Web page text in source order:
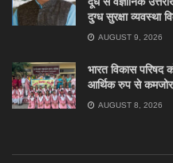
दुग्ध सुरक्षा
AUGUST 9, 2026
भारत विकास परिषद
आर्थिक रुप से कमजोर
AUGUST 8, 2026